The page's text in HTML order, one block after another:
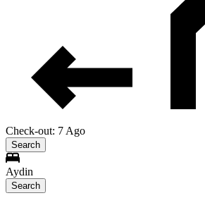
Check-out: 7 Ago
Search
Aydin
Search